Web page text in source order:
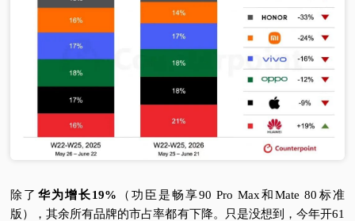
体
除了 华为增长19% （功臣是畅享90 Pro Max和Mate 80标准
版），其余所有品牌的市占率都有下降。只是没想到，今年开61